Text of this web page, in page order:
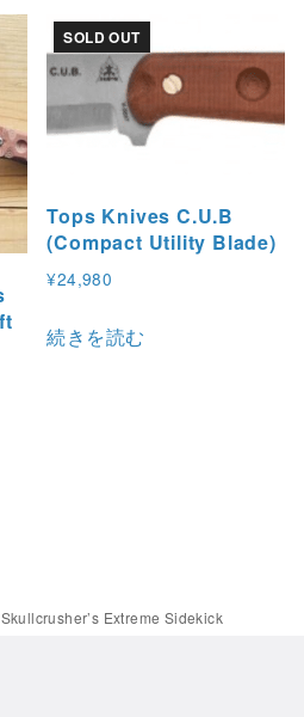
SOLD OUT
Tops Knives C.U.B
(Compact Utility Blade)
¥24,980
続きを読む
Extreme Sidekick